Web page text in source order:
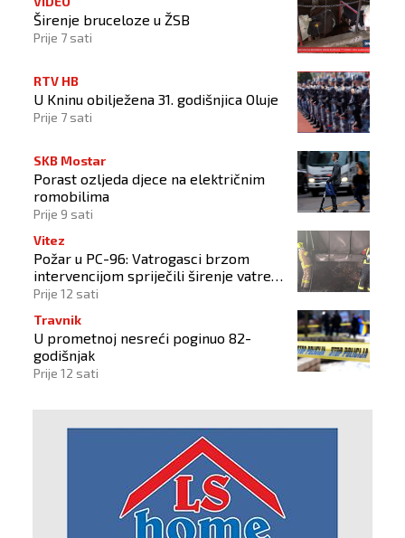
Širenje bruceloze u ŽSB
Prije 7 sati
RTV HB
U Kninu obilježena 31. godišnjica Oluje
Prije 7 sati
SKB Mostar
Porast ozljeda djece na električnim
romobilima
Prije 9 sati
Vitez
Požar u PC-96: Vatrogasci brzom
intervencijom spriječili širenje vatre
na okolne objekte
Prije 12 sati
Travnik
U prometnoj nesreći poginuo 82-
godišnjak
Prije 12 sati